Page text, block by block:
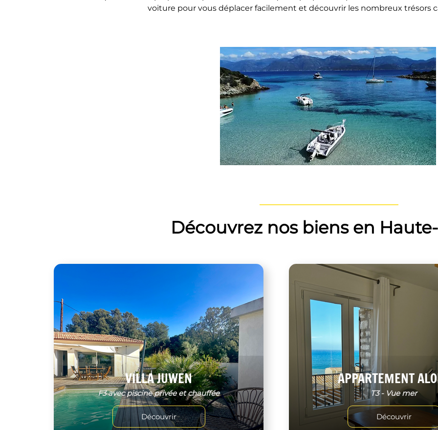
voiture pour vous déplacer facilement et découvrir les nombreux trésors
Découvrez nos biens en
VILLA JUWEN
F3 avec piscine privée et chauffée
Découvrir
APPARTEMENT
T3 - Vue mer
Découvrir